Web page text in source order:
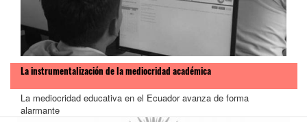
La instrumentalización de la mediocridad académica
La mediocridad educativa en el Ecuador avanza de forma
alarmante